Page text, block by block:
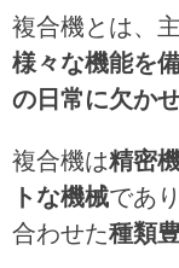
複合機とは、
様々な機能を
の日常に欠か
複合機は精密
トな機械であ
合わせた種類